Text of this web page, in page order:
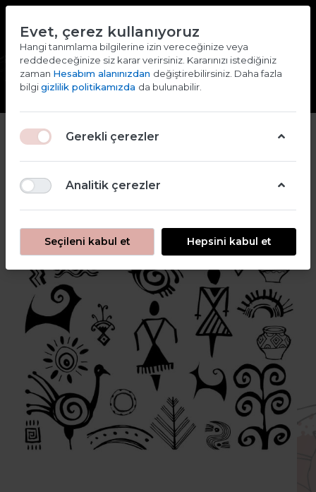
Giriş yap Kaydol
Evet, çerez kullanıyoruz
Hangi tanımlama bilgilerine izin vereceğinize veya
reddedeceğinize siz karar verirsiniz. Kararınızı istediğiniz
zaman Hesabım alanınızdan değiştirebilirsiniz. Daha fazla
bilgigizlilik politikamızda da bulunabilir.
Gerekli çerezler
Analitik çerezler
Seçileni kabul et Hepsini kabul et